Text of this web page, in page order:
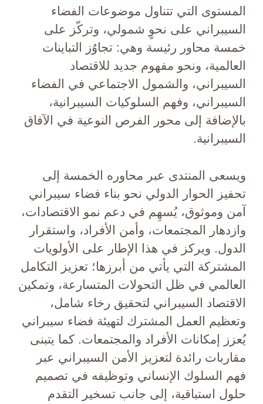
المستوى التي تتناول موضوعات الفضاء
السيبراني على نحوٍ شمولي، وتركّز على
خمسة محاور رئيسة وهي: تجاوُز التباينات
العالمية، ونحو مفهوم جديد للاقتصاد
السيبراني، والشمول الاجتماعي في الفضاء
السيبراني، وفهم السلوكيات السيبرانية،
بالإضافة إلى محور الفرص النوعية في الآفاق
السيبرانية.
ويسعى المنتدى عبر محاوره الخمسة إلى
تحفيز الحوار الدولي نحو بناء فضاء سيبراني
آمن وموثوق، يُسهِم في دعم نمو الاقتصادات،
وازدهار المجتمعات، وأمن الأفراد، واستقرار
الدول. ويركز في هذا الإطار على الأولويات
المشتركة التي يأتي من أبرزها؛ تعزيز التكامل
العالمي في ظل التحولات المتسارعة، وتمكين
الاقتصاد السيبراني لتحقيق رخاء شامل،
وتعظيم العمل المشترك لتهيئة فضاء سيبراني
يُعزز إمكانات الأفراد والمجتمعات. كما يتبنى
مقاربات رائدة لتعزيز الأمن السيبراني عبر
فهم السلوك الإنساني وتوظيفه في تصميم
حلول استباقية، إلى جانب تسخير التقدم